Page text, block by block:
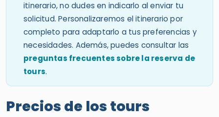
itinerario, no dudes en indicarlo al enviar tu
solicitud. Personalizaremos el itinerario por
completo para adaptarlo a tus preferencias y
necesidades. Además, puedes consultar las
preguntas frecuentes sobre la reserva de
tours.
Precios de los tours